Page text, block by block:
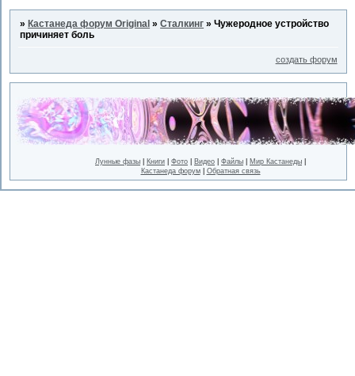
»Кастанеда форум Original »Сталкинг »Чужеродное устройство
причиняет боль
создать форум
Лунные фазы Книги Фото Видео Файлы Мир Кастанеды
Кастанеда форум| Обратная связь